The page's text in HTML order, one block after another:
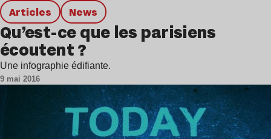
Articles news
Qu’est-ce que les parisiens
écoutent ?
Une infographie édifiante.
9 mai 2016